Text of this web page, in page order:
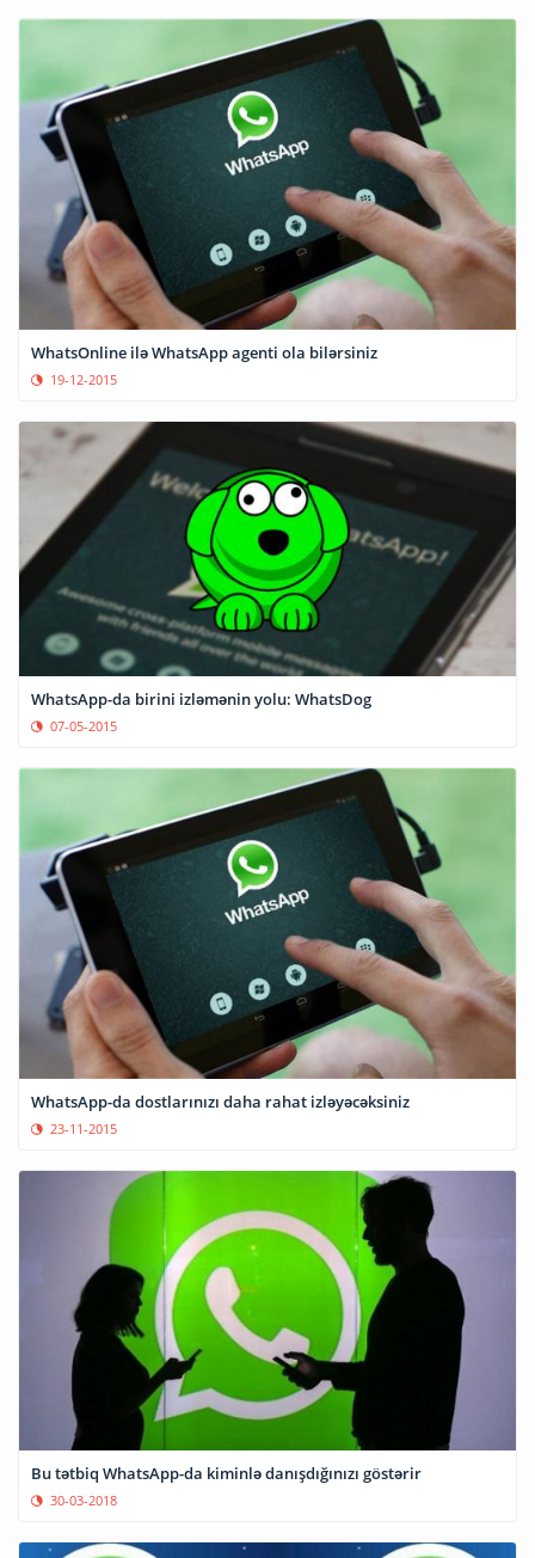
WhatsOnline ilə WhatsApp agenti ola bilərsiniz
19-12-2015
WhatsApp-da birini izləmənin yolu: WhatsDog
07-05-2015
WhatsApp-da dostlarınızı daha rahat izləyəcəksiniz
23-11-2015
Bu tətbiq WhatsApp-da kiminlə danışdığınızı göstərir
30-03-2018